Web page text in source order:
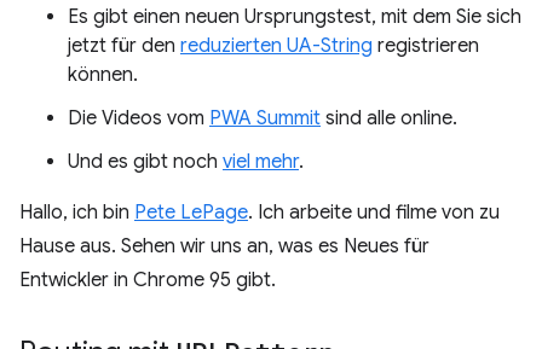
Es gibt einen neuen Ursprungstest, mit dem Sie sich
jetzt für den reduzierten UA-String registrieren
können.
Die Videos vom PWA Summit sind alle online.
Und es gibt noch viel mehr.
Hallo, ich bin Pete LePage. Ich arbeite und filme von zu
Hause aus. Sehen wir uns an, was es Neues für
Entwickler in Chrome 95 gibt.